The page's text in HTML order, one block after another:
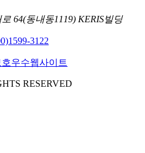
64(동내동1119) KERIS빌딩
1599-3122
RESERVED